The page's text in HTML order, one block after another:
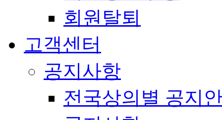
회원탈퇴
고객센터
공지사항
전국상의별 공지